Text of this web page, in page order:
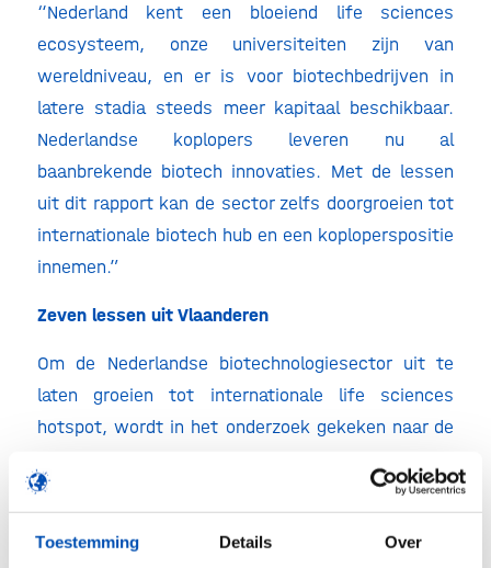
Toestemming Details Over
“Nederland kent een bloeiend life sciences
ecosysteem, onze universiteiten zijn van
wereldniveau, en er is voor biotechbedrijven in
latere stadia steeds meer kapitaal beschikbaar.
Nederlandse koplopers leveren nu al
baanbrekende biotech innovaties. Met de lessen
uit dit rapport kan de sector zelfs doorgroeien tot
internationale biotech hub en een koploperspositie
innemen.”
Zeven lessen uit Vlaanderen
Om de Nederlandse biotechnologiesector uit te
laten groeien tot internationale life sciences
hotspot, wordt in het onderzoek gekeken naar de
combinatie met de sterktes en ingrediënten die
zeven concrete lessen uit Vlaanderen die helpen